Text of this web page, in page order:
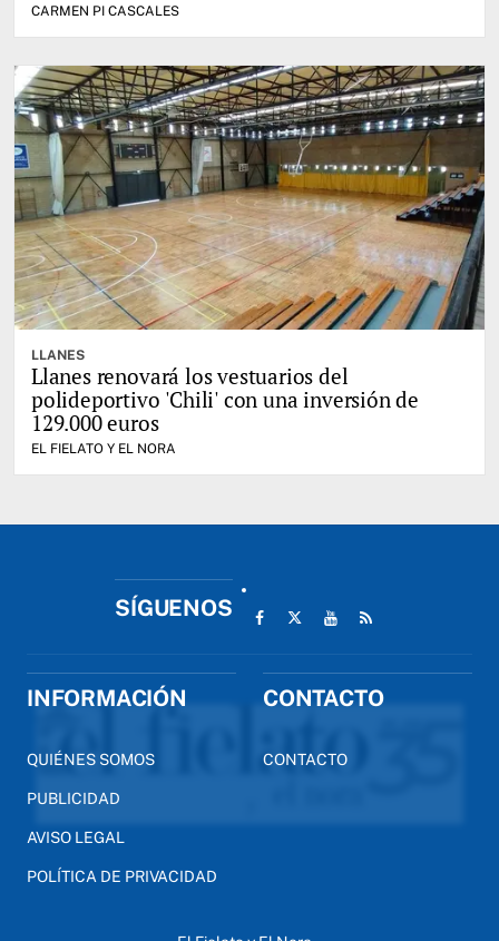
CARMEN PI CASCALES
LLANES
Llanes renovará los vestuarios del
polideportivo 'Chili' con una inversión de
129.000 euros
EL FIELATO Y EL NORA
SÍGUENOS
INFORMACIÓN
QUIÉNES SOMOS
PUBLICIDAD
AVISO LEGAL
POLÍTICA DE PRIVACIDAD
CONTACTO
CONTACTO